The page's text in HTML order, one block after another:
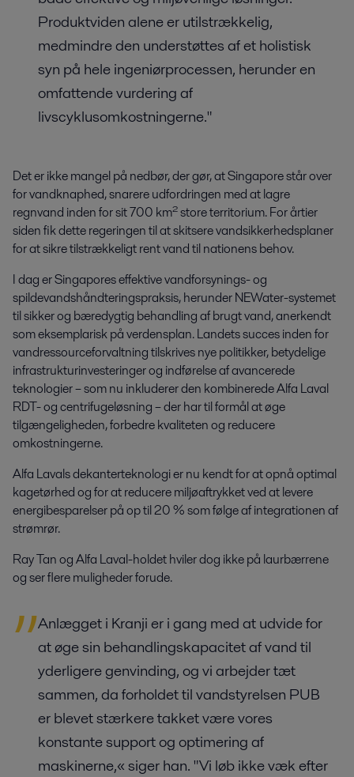
Produktviden alene er utilstrækkelig,
medmindre den understøttes af et holistisk
syn på hele ingeniørprocessen, herunder en
omfattende vurdering af
livscyklusomkostningerne."
Det er ikke mangel på nedbør, der gør, at Singapore står over
for vandknaphed, snarere udfordringen med at lagre
regnvand inden for sit 700 km² store territorium. For årtier
siden fik dette regeringen til at skitsere vandsikkerhedsplaner
for at sikre tilstrækkeligt rent vand til nationens behov.
I dag er Singapores effektive vandforsynings- og
spildevandshåndteringspraksis, herunder NEWater-systemet
til sikker og bæredygtig behandling af brugt vand, anerkendt
som eksemplarisk på verdensplan. Landets succes inden for
vandressourceforvaltning tilskrives nye politikker, betydelige
infrastrukturinvesteringer og indførelse af avancerede
teknologier – som nu inkluderer den kombinerede Alfa Laval
RDT- og centrifugeløsning – der har til formål at øge
tilgængeligheden, forbedre kvaliteten og reducere
omkostningerne.
Alfa Lavals dekanterteknologi er nu kendt for at opnå optimal
kagetørhed og for at reducere miljøaftrykket ved at levere
energibesparelser på op til 20 % som følge af integrationen af ​​
strømrør.
Ray Tan og Alfa Laval-holdet hviler dog ikke på laurbærrene
og ser flere muligheder forude.
Anlægget i Kranji er i gang med at udvide for
at øge sin behandlingskapacitet af vand til
yderligere genvinding, og vi arbejder tæt
sammen, da forholdet til vandstyrelsen PUB
er blevet stærkere takket være vores
konstante support og optimering af
maskinerne,« siger han. "Vi løb ikke væk efter